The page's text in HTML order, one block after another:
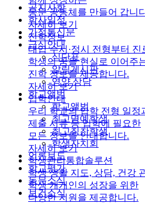
공지사항
학사일정
가정통신문
급식안내
식단표
알림게시판
영양 상담
학교앨범
학교앨범
최고명예학생
최고칭찬학생
학생자치회
언론보도
학교평가
동문소식
보건소식
동문 공동체를 만들어 갑니
자세히 보기
진학정보
대입 수시·정시 전형부터 진
학생의 꿈을 현실로 이어주
진학 정보를 제공합니다.
자세히 보기
입학안내
우리 학교의 입학 전형 일정
제출 서류 등 입학에 필요한
모든 정보를 안내합니다.
자세히 보기
학생관리통합솔루션
학생 생활 지도, 상담, 건강
학생 개개인의 성장을 위한
다양한 지원을 제공합니다.